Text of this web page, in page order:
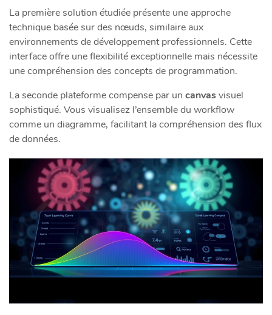
La première solution étudiée présente une approche
technique basée sur des nœuds, similaire aux
environnements de développement professionnels. Cette
interface offre une flexibilité exceptionnelle mais nécessite
une compréhension des concepts de programmation.
La seconde plateforme compense par un canvasvisuel
sophistiqué. Vous visualisez l’ensemble du workflow
comme un diagramme, facilitant la compréhension des flux
de données.